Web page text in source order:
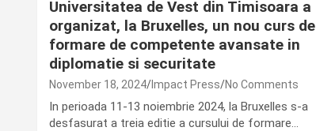
Universitatea de Vest din Timisoara a
organizat, la Bruxelles, un nou curs de
formare de competente avansate in
diplomatie si securitate
November 18, 2024 Impact Press No Comments
In perioada 11-13 noiembrie 2024, la Bruxelles s-a
desfasurat a treia editie a cursului de formare…